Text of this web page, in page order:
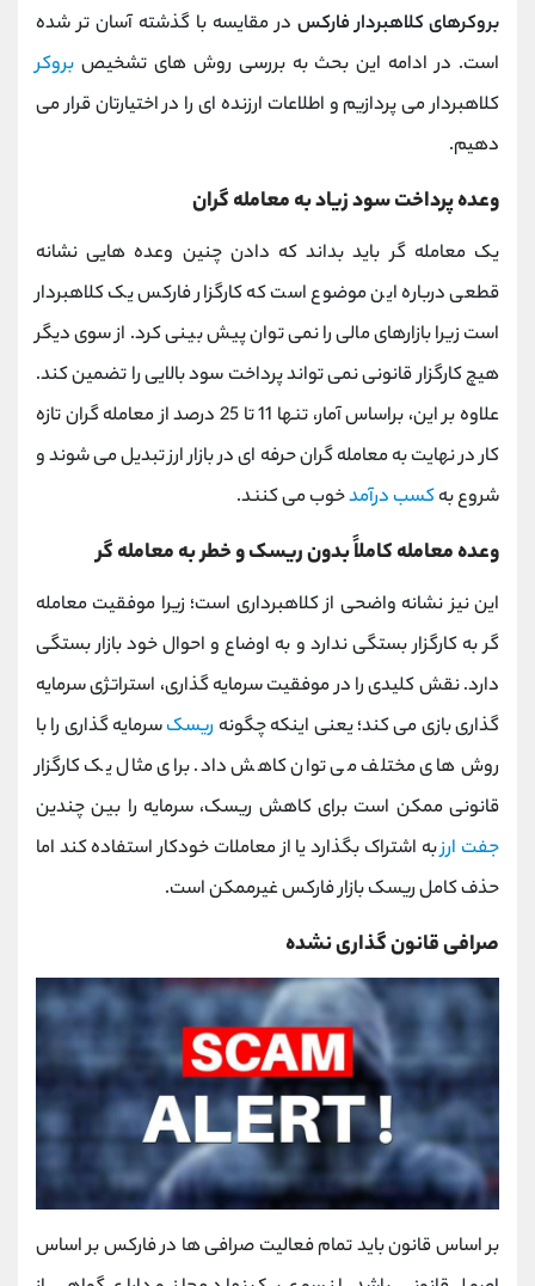
بروکرهای کلاهبردار فارکس در مقایسه با گذشته آسان‌ تر شده
است. در ادامه این بحث به بررسی روش های تشخیص بروکر
کلاهبردار می پردازیم و اطلاعات ارزنده ای را در اختیارتان قرار می
دهیم.
وعده پرداخت سود زیاد به معامله گران
یک معامله گر باید بداند که دادن چنین وعده‌ هایی نشانه
قطعی درباره این موضوع است که کارگزار فارکس یک کلاهبردار
است زیرا بازارهای مالی را نمی توان پیش بینی کرد. از سوی دیگر
هیچ کارگزار قانونی نمی‌ تواند پرداخت سود بالایی را تضمین کند.
علاوه بر این، براساس آمار، تنها 11 تا 25 درصد از معامله‌ گران تازه‌
کار در نهایت به معامله‌ گران حرفه ‌ای در بازار ارز تبدیل می‌ شوند و
شروع بهکسب درآمدخوب می ‌کنند.
وعده معامله کاملاً بدون ریسک و خطر به معامله گر
این نیز نشانه واضحی از کلاهبرداری است؛ زیرا موفقیت معامله‌
گر به کارگزار بستگی ندارد و به اوضاع و احوال خود بازار بستگی
دارد. نقش کلیدی را در موفقیت سرمایه‌ گذاری، استراتژی سرمایه‌
گذاری بازی می‌ کند؛ یعنی اینکه چگونه ریسکسرمایه ‌گذاری را با
روش‌ های مختلف می ‌توان کاهش داد. برای مثال یک کارگزار
قانونی ممکن است برای کاهش ریسک، سرمایه را بین چندین
جفت ارزبه اشتراک بگذارد یا از معاملات خودکار استفاده کند اما
حذف کامل ریسک بازار فارکس غیرممکن است.
صرافی قانون‌ گذاری نشده
بر اساس قانون باید تمام فعالیت صرافی ها در فارکس بر اساس